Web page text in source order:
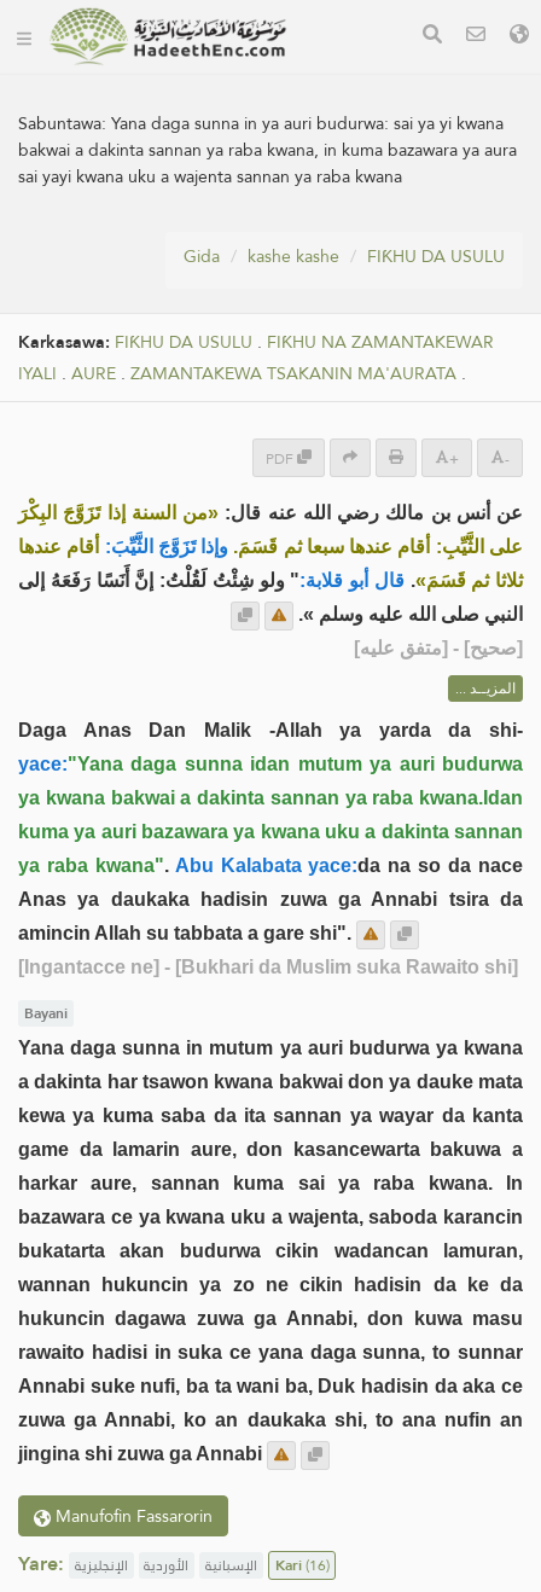
Sabuntawa:Yana daga sunna in ya auri budurwa: sai ya yi kwana
bakwai a dakinta sannan ya raba kwana, in kuma bazawara ya aura
sai yayi kwana uku a wajenta sannan ya raba kwana
Gida kashe kashe FIƘHU DA USULU
Karkasawa: FIƘHU DA USULU . FIƘHU NA ZAMANTAKEWAR
IYALI . AURE . ZAMANTAKEWA TSAKANIN MA'AURATA .
PDF + -
عن أنس بن مالك رضي الله عنه قال: «من السنة إذا تَزَوَّجَ البِكْرَ
على الثَّيِّبِ: أقام عندها سبعا ثم قَسَمَ. وإذا تَزَوَّجَ الثَّيِّبَ: أقام عندها
ثلاثا ثم قَسَمَ». قال أبو قلابة:" ولو شِئْتُ لَقُلْتُ: إنَّ أَنَسًا رَفَعَهُ إلى
النبي صلى الله عليه وسلم ».
[صحيح] - [متفق عليه]
المزيــد ...
Daga Anas Dan Malik -Allah ya yarda da shi-
yace:"Yana daga sunna idan mutum ya auri budurwa
ya kwana bakwai a dakinta sannan ya raba kwana.Idan
kuma ya auri bazawara ya kwana uku a dakinta sannan
ya raba kwana".Abu Kalabata yace:da na so da nace
Anas ya daukaka hadisin zuwa ga Annabi tsira da
amincin Allah su tabbata a gare shi".
[Ingantacce ne] - [Bukhari da Muslim suka Rawaito shi]
Bayani
Yana daga sunna in mutum ya auri budurwa ya kwana
a dakinta har tsawon kwana bakwai don ya dauke mata
kewa ya kuma saba da ita sannan ya wayar da kanta
game da lamarin aure, don kasancewarta bakuwa a
harkar aure, sannan kuma sai ya raba kwana. In
bazawara ce ya kwana uku a wajenta, saboda karancin
bukatarta akan budurwa cikin wadancan lamuran,
wannan hukuncin ya zo ne cikin hadisin da ke da
hukuncin dagawa zuwa ga Annabi, don kuwa masu
rawaito hadisi in suka ce yana daga sunna, to sunnar
Annabi suke nufi, ba ta wani ba, Duk hadisin da aka ce
zuwa ga Annabi, ko an daukaka shi, to ana nufin an
jingina shi zuwa ga Annabi
Manufofin Fassarorin
Yare: الإنجليزية الأوردية الإسبانية Kari(16)